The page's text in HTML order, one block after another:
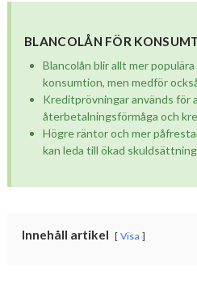
BLANCOLÅN FÖR
Blancolån blir allt mer
konsumtion, men medför
Kreditprövningar används för
återbetalningsförmåga och
Högre räntor och mer
kan leda till ökad
Innehåll artikel Visa